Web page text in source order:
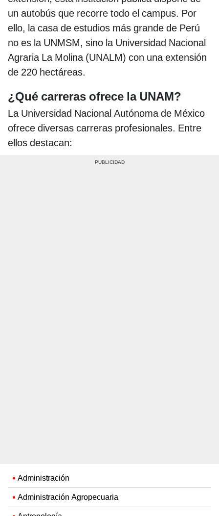
un autobús que recorre todo el campus. Por
ello, la casa de estudios más grande de Perú
no es la UNMSM, sino la Universidad Nacional
Agraria La Molina (UNALM) con una extensión
de 220 hectáreas.
¿Qué carreras ofrece la UNAM?
La Universidad Nacional Autónoma de México
ofrece diversas carreras profesionales. Entre
ellos destacan:
Administración
Administración Agropecuaria